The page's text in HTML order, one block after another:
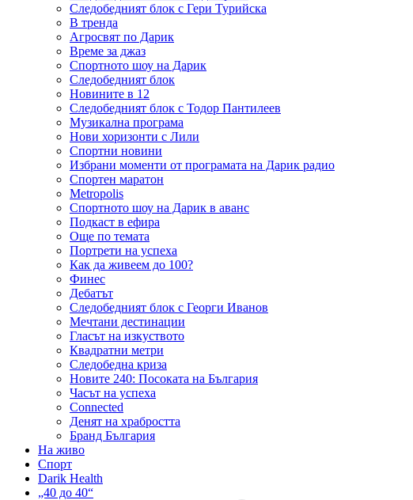
Следобедният блок с Гери Турийска
В тренда
Агросвят по Дарик
Време за джаз
Спортното шоу на Дарик
Следобедният блок
Новините в 12
Следобедният блок с Тодор Пантилеев
Музикална програма
Нови хоризонти с Лили
Спортни новини
Избрани моменти от програмата на Дарик радио
Спортен маратон
Metropolis
Спортното шоу на Дарик в аванс
Подкаст в ефира
Още по темата
Портрети на успеха
Как да живеем до 100?
Финес
Дебатът
Следобедният блок с Георги Иванов
Мечтани дестинации
Гласът на изкуството
Квадратни метри
Следобедна криза
Новите 240: Посоката на България
Часът на успеха
Connected
Денят на храбростта
Бранд България
На живо
Спорт
Darik Health
„40 до 40“